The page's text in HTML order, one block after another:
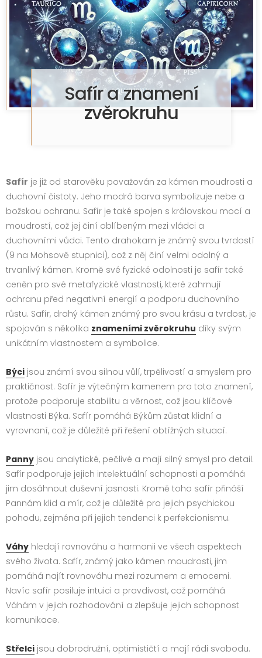
Safír a znamení
zvěrokruhu
Safír je již od starověku považován za kámen moudrosti a
duchovní čistoty. Jeho modrá barva symbolizuje nebe a
božskou ochranu. Safír je také spojen s královskou mocí a
moudrostí, což jej činí oblíbeným mezi vládci a
duchovními vůdci. Tento drahokam je známý svou tvrdostí
(9 na Mohsově stupnici), což z něj činí velmi odolný a
trvanlivý kámen. Kromě své fyzické odolnosti je safír také
ceněn pro své metafyzické vlastnosti, které zahrnují
ochranu před negativní energií a podporu duchovního
růstu. Safír, drahý kámen známý pro svou krásu a tvrdost, je
spojován s několika znameními zvěrokruhu díky svým
unikátním vlastnostem a symbolice.
Býci jsou známí svou silnou vůlí, trpělivostí a smyslem pro
praktičnost. Safír je výtečným kamenem pro toto znamení,
protože podporuje stabilitu a věrnost, což jsou klíčové
vlastnosti Býka. Safír pomáhá Býkům zůstat klidní a
vyrovnaní, což je důležité při řešení obtížných situací.
Panny jsou analytické, pečlivé a mají silný smysl pro detail.
Safír podporuje jejich intelektuální schopnosti a pomáhá
jim dosáhnout duševní jasnosti. Kromě toho safír přináší
Pannám klid a mír, což je důležité pro jejich psychickou
pohodu, zejména při jejich tendenci k perfekcionismu.
Váhy hledají rovnováhu a harmonii ve všech aspektech
svého života. Safír, známý jako kámen moudrosti, jim
pomáhá najít rovnováhu mezi rozumem a emocemi.
Navíc safír posiluje intuici a pravdivost, což pomáhá
Váhám v jejich rozhodování a zlepšuje jejich schopnost
komunikace.
Střelci jsou dobrodružní, optimističtí a mají rádi svobodu.